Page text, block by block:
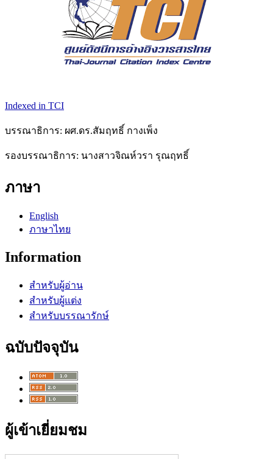
Indexed in TCI
บรรณาธิการ: ผศ.ดร.สัมฤทธิ์ กางเพ็ง
รองบรรณาธิการ: นางสาวจิณห์วรา รุณฤทธิ์
ภาษา
English
ภาษาไทย
Information
สำหรับผู้อ่าน
สำหรับผู้แต่ง
สำหรับบรรณารักษ์
ฉบับปัจจุบัน
ผู้เข้าเยี่ยมชม